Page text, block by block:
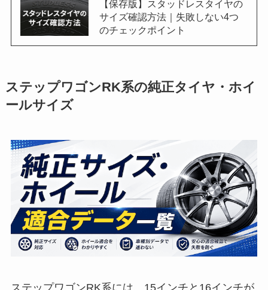
【保存版】スタッドレスタイヤの
サイズ確認方法｜失敗しない4つ
のチェックポイント
ステップワゴンRK系の純正タイヤ・ホイ
ールサイズ
ステップワゴンRK系には、15インチと16インチが